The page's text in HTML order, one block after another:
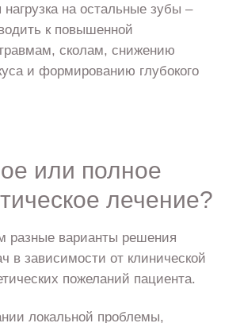
нагрузка на остальные зубы –
к повышенной
сколам, снижению
и формированию глубокого
или полное
лечение?
разные варианты решения
в зависимости от клинической
пожеланий пациента.
локальной проблемы,